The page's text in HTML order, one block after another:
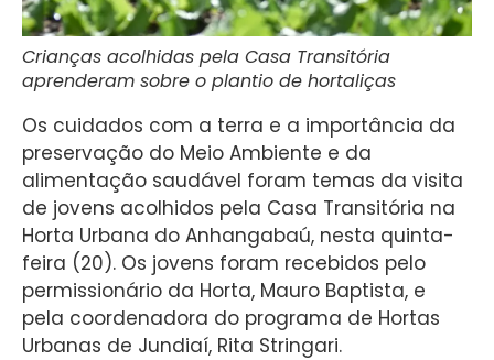
Crianças acolhidas pela Casa Transitória
aprenderam sobre o plantio de hortaliças
Os cuidados com a terra e a importância da
preservação do Meio Ambiente e da
alimentação saudável foram temas da visita
de jovens acolhidos pela Casa Transitória na
Horta Urbana do Anhangabaú, nesta quinta-
feira (20). Os jovens foram recebidos pelo
permissionário da Horta, Mauro Baptista, e
pela coordenadora do programa de Hortas
Urbanas de Jundiaí, Rita Stringari.